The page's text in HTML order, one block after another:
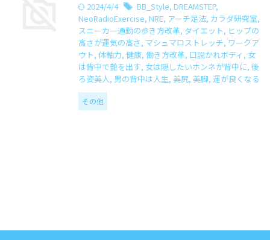
2024/4/4 BB_Style, DREAMSTEP,
NeoRadioExercise, NRE, アーチ足法, カラダ研究室,
スニーカー通勤の歩き方改革, ダイエット, ヒップの
高さが運気の高さ, マシュマロストレッチ, ワークア
ウト, 体軸力, 健康, 働き方改革, 口説かれボディ , 女
は背中で艶を出す, 女は隠したいホンネが背中に, 後
ろ姿美人, 男の背中は人生, 美尻, 美脚, 運が良くなる
その他